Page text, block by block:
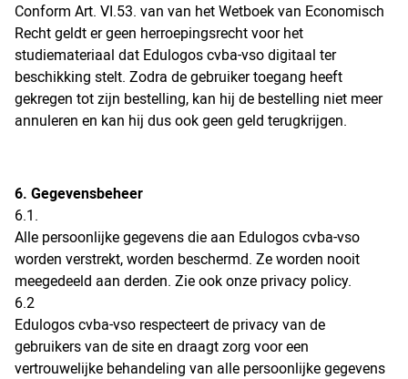
Conform Art. VI.53. van van het Wetboek van Economisch
Recht geldt er geen herroepingsrecht voor het
studiemateriaal dat Edulogos cvba-vso digitaal ter
beschikking stelt. Zodra de gebruiker toegang heeft
gekregen tot zijn bestelling, kan hij de bestelling niet meer
annuleren en kan hij dus ook geen geld terugkrijgen.
6. Gegevensbeheer
6.1.
Alle persoonlijke gegevens die aan Edulogos cvba-vso
worden verstrekt, worden beschermd. Ze worden nooit
meegedeeld aan derden. Zie ook onze privacy policy.
6.2
Edulogos cvba-vso respecteert de privacy van de
gebruikers van de site en draagt zorg voor een
vertrouwelijke behandeling van alle persoonlijke gegevens